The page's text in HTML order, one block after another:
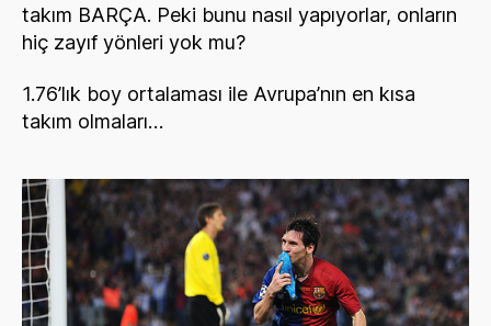
takım BARÇA. Peki bunu nasıl yapıyorlar, onların
hiç zayıf yönleri yok mu?
1.76’lık boy ortalaması ile Avrupa’nın en kısa
takım olmaları…